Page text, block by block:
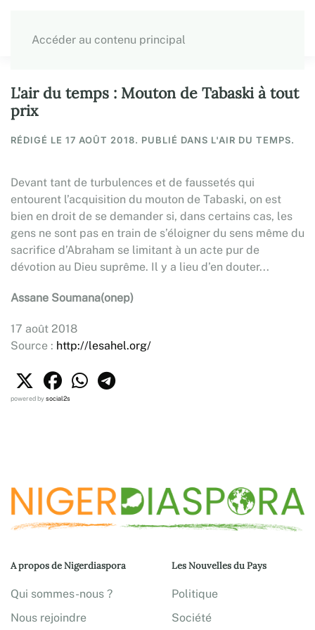
Accéder au contenu principal
L'air du temps : Mouton de Tabaski à tout
prix
RÉDIGÉ LE 17 AOÛT 2018. PUBLIÉ DANS L'AIR DU TEMPS.
Devant tant de turbulences et de faussetés qui
entourent l’acquisition du mouton de Tabaski, on est
bien en droit de se demander si, dans certains cas, les
gens ne sont pas en train de s’éloigner du sens même du
sacrifice d’Abraham se limitant à un acte pur de
dévotion au Dieu suprême. Il y a lieu d’en douter...
Assane Soumana(onep)
17 août 2018
Source : http://lesahel.org/
powered bysocial2s
A propos de Nigerdiaspora
Qui sommes-nous ?
Nous rejoindre
Les Nouvelles du Pays
Politique
Société